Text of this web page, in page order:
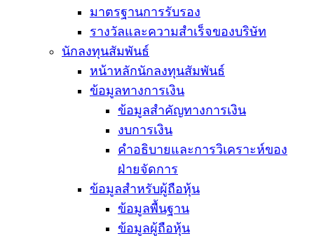
มาตรฐานการรับรอง
รางวัลและความสำเร็จของบริษัท
นักลงทุนสัมพันธ์
หน้าหลักนักลงทุนสัมพันธ์
ข้อมูลทางการเงิน
ข้อมูลสำคัญทางการเงิน
งบการเงิน
คำอธิบายและการวิเคราะห์ของ
ฝ่ายจัดการ
ข้อมูลสำหรับผู้ถือหุ้น
ข้อมูลพื้นฐาน
ข้อมูลผู้ถือหุ้น